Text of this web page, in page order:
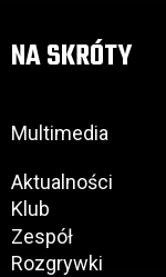
NA SKRÓTY
Multimedia
Aktualności
Klub
Zespół
Rozgrywki